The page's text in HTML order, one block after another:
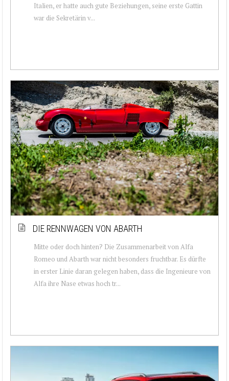
Italien, er hatte auch gute Beziehungen, seine erste Gattin
war die Sekretärin v...
DIE RENNWAGEN VON ABARTH
Mitte oder doch hinten? Die Zusammenarbeit von Alfa
Romeo und Abarth war nicht besonders fruchtbar. Es dürfte
in erster Linie daran gelegen haben, dass die Ingenieure von
Alfa ihre Nase etwas hoch tr...